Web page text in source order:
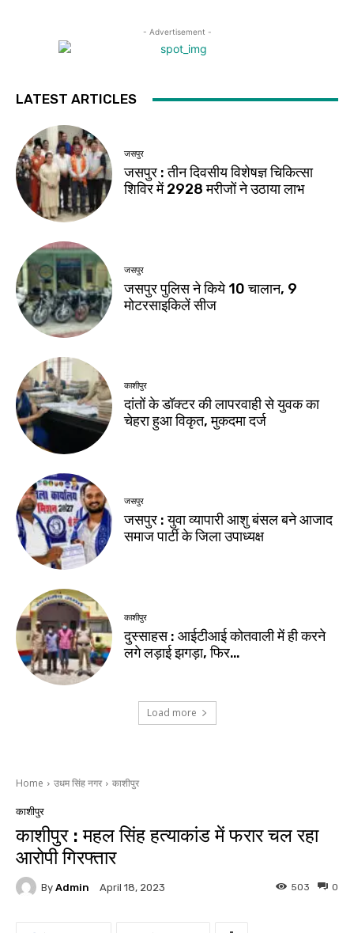
- Advertisement -
LATEST ARTICLES
जसपुर
जसपुर : तीन दिवसीय विशेषज्ञ चिकित्सा
शिविर में 2928 मरीजों ने उठाया लाभ
जसपुर
जसपुर पुलिस ने किये 10 चालान, 9
मोटरसाइकिलें सीज
काशीपुर
दांतों के डॉक्टर की लापरवाही से युवक का
चेहरा हुआ विकृत, मुकदमा दर्ज
जसपुर
जसपुर : युवा व्यापारी आशु बंसल बने आजाद
समाज पार्टी के जिला उपाध्यक्ष
काशीपुर
दुस्साहस : आईटीआई कोतवाली में ही करने
लगे लड़ाई झगड़ा, फिर…
Load more